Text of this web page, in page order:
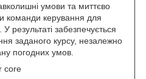
умови та миттєво
команди керування для
У результаті забезпечується
заданого курсу, незалежно
погодних умов.
core